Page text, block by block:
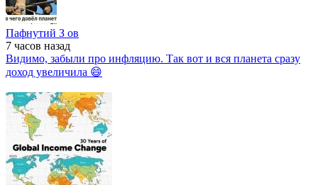
Пафнутий З ов
7 часов назад
Видимо, забыли про инфляцию. Так вот и вся планета сразу
доход увеличила 😄